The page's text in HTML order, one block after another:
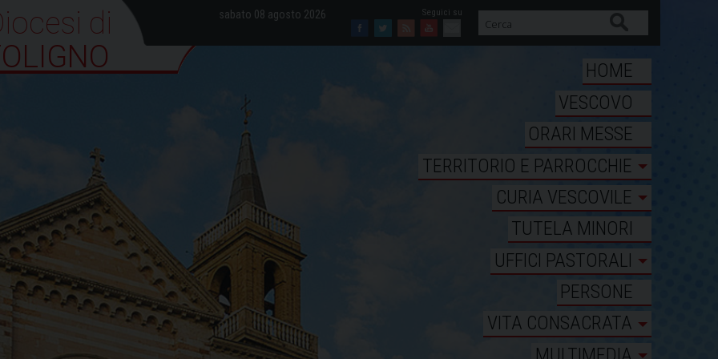
sabato 08 agosto 2026
Facebook
Twitter
FeedYoutube
Mail
di Foligno
HOME
VESCOVO
ORARI MESSE
TERRITORIO E PARROCCHIE
CURIA VESCOVILE
TUTELA MINORI
UFFICI PASTORALI
PERSONE
VITA CONSACRATA